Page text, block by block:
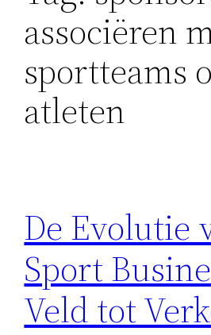
associëren
sportteams
atleten
De Evolutie
Sport
Veld tot